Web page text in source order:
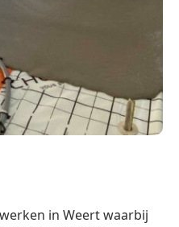
in Weert waarbij